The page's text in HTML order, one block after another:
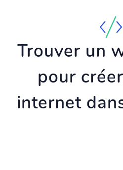
Trouver un
pour
internet